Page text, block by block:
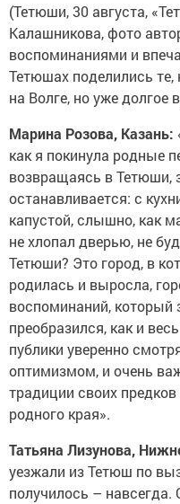
(Тетюши, 30 августа,
Калашникова, фото
воспоминаниями и
Тетюшах поделились те,
на Волге, но уже долгое
Марина Розова, Казань:
как я покинула родные
возвращаясь в Тетюши,
останавливается: с
капустой, слышно, как
не хлопал дверью, не
Тетюши? Это город, в
родилась и выросла,
воспоминаний, который
преобразился, как и
публики уверенно
оптимизмом, и очень
традиции своих
родного края».
Татьяна Лизунова,
уезжали из Тетюш по
получилось –